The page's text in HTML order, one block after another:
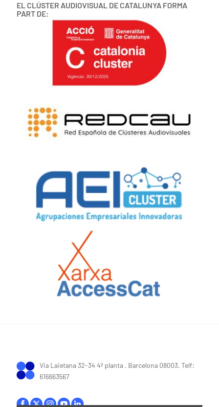
EL CLÚSTER AUDIOVISUAL DE CATALUNYA FORMA
PART DE:
Via Laietana 32-34 4ª planta . Barcelona 08003. Telf:
616663567